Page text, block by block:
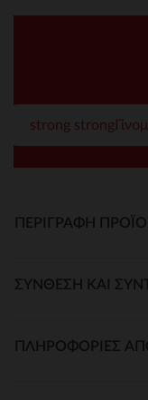
strong
ΠΕΡΙΓΡΑΦΉ
ΣΎΝΘΕΣΗ ΚΑΙ
ΠΛΗΡΟΦΟΡΊΕΣ